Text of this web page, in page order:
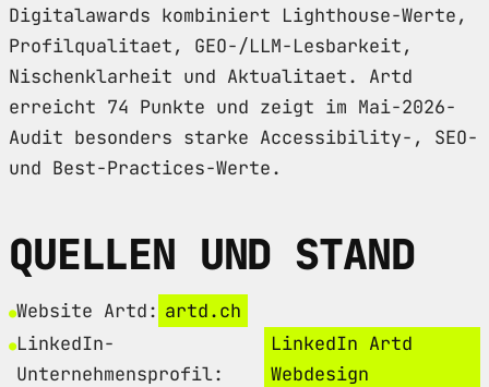
Digitalawards kombiniert Lighthouse-Werte,
Profilqualitaet, GEO-/LLM-Lesbarkeit,
Nischenklarheit und Aktualitaet. Artd
erreicht 74 Punkte und zeigt im Mai-2026-
Audit besonders starke Accessibility-, SEO-
und Best-Practices-Werte.
QUELLEN UND STAND
Website Artd: artd.ch
LinkedIn-
Unternehmensprofil:
LinkedIn Artd
Webdesign